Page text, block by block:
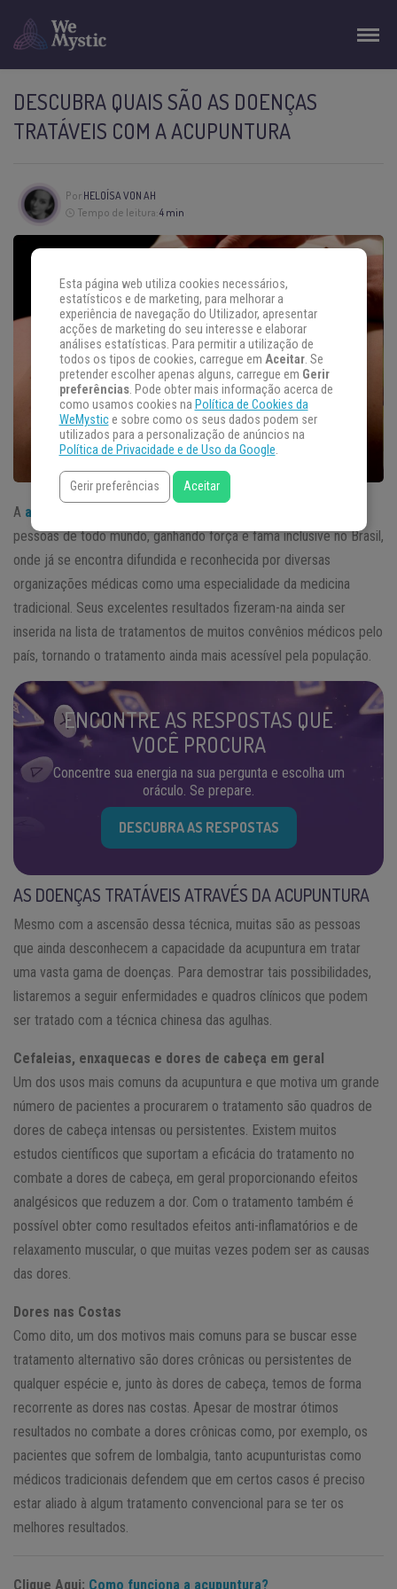
DESCUBRA QUAIS SÃO AS DOENÇAS
TRATÁVEIS COM A ACUPUNTURA
Por HELOÍSA VON AH
Tempo de leitura:4 min
A acupuntura
pessoas de todo mundo, ganhando força e fama inclusive no Brasil,
onde já se encontra difundida e reconhecida por diversas
organizações médicas como uma especialidade da medicina
tradicional. Seus excelentes resultados fizeram-na ainda ser
inserida na lista de tratamentos de muitos convênios médicos pelo
país, tornando o tratamento ainda mais acessível pela população.
ENCONTRE AS RESPOSTAS QUE
VOCÊ PROCURA
Concentre sua energia na sua pergunta e escolha um
oráculo. Se prepare.
DESCUBRA AS RESPOSTAS
AS DOENÇAS TRATÁVEIS ATRAVÉS DA ACUPUNTURA
Mesmo com a ascensão dessa técnica, muitas são as pessoas
que ainda desconhecem a capacidade da acupuntura em tratar
uma vasta gama de doenças. Para demostrar tais possibilidades,
listaremos a seguir enfermidades e quadros clínicos que podem
ser tratado com a técnica chinesa das agulhas.
Cefaleias, enxaquecas e dores de cabeça em geral
Um dos usos mais comuns da acupuntura e que motiva um grande
número de pacientes a procurarem o tratamento são quadros de
dores de cabeça intensas ou persistentes. Existem muitos
estudos científicos que suportam a eficácia do tratamento no
combate a dores de cabeça, em geral proporcionando efeitos
analgésicos que reduzem a dor. Com o tratamento também é
possível obter como resultados efeitos anti-inflamatórios e de
relaxamento muscular, o que muitas vezes podem ser as causas
das dores.
Dores nas Costas
Como dito, um dos motivos mais comuns para se buscar esse
tratamento alternativo são dores crônicas ou persistentes de
qualquer espécie e, junto às dores de cabeça, temos de forma
recorrente as dores nas costas. Apesar de mostrar ótimos
resultados no combate a dores crônicas como, por exemplo, os
pacientes que sofrem de lombalgia, tanto acupunturistas como
médicos tradicionais defendem que em certos casos é preciso
estar aliado à algum tratamento convencional para se ter os
melhores resultados.
Clique Aqui: Como funciona a acupuntura?
Esta página web utiliza cookies necessários,
estatísticos e de marketing, para melhorar a
experiência de navegação do Utilizador, apresentar
acções de marketing do seu interesse e elaborar
análises estatísticas. Para permitir a utilização de
todos os tipos de cookies, carregue em Aceitar. Se
pretender escolher apenas alguns, carregue em Gerir
preferências. Pode obter mais informação acerca de
como usamos cookies na Política de Cookies da
WeMystice sobre como os seus dados podem ser
utilizados para a personalização de anúncios na
Política de Privacidade e de Uso da Google.
Gerir preferências Aceitar